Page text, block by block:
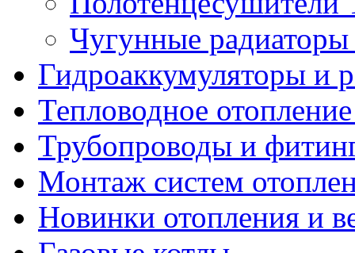
Чугунные
Гидроаккумуляторы и
Тепловодное
Трубопроводы и
Монтаж систем
Новинки отопления и